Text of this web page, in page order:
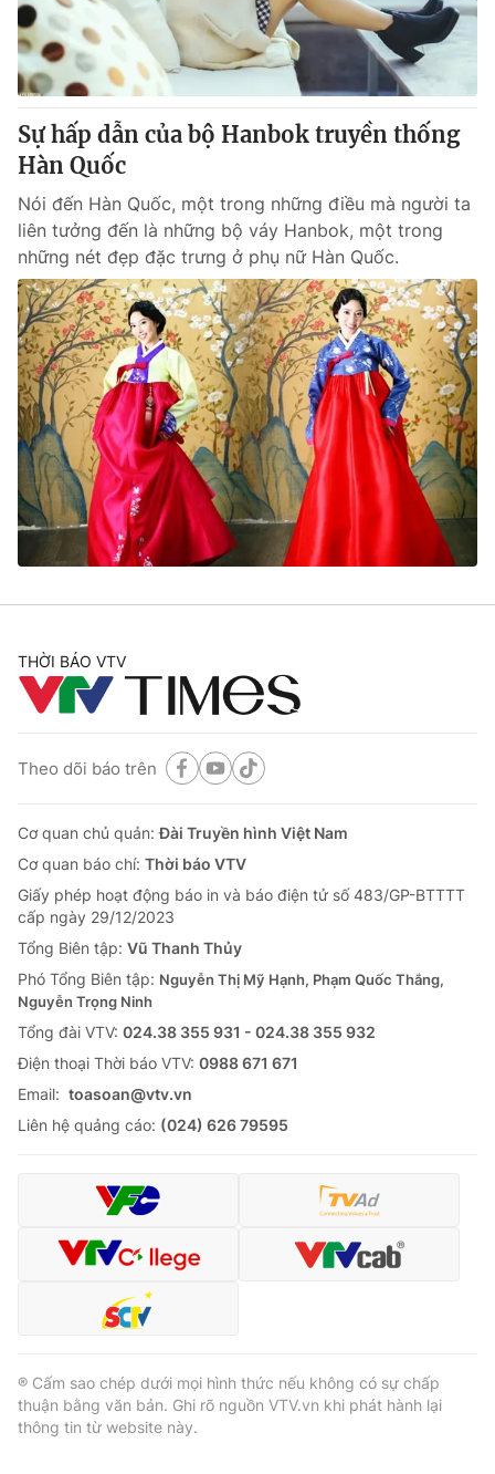
Sản phẩm
Thị trường
Tư vấn
Lịch phát sóng
Chuyên mục khác
Emagazine
Photo Infographic
Video Shorts video
VTV Money VTV Thể thao
VTV Sức khoẻ Bất động sản
Thị trường 24h Tấm lòng Việt
VTV4 Vươn mình bằng AI
Liên hệ tòa soạn English
Theo dõi báo trên
Cơ quan chủ quản: Đài Truyền hình Việt Nam
Cơ quan báo chí:Thời báo VTV
Giấy phép hoạt động báo in và báo điện tử số 483/GP-BTTTT
cấp ngày 29/12/2023
Tổng Biên tập:Vũ Thanh Thủy
Phó Tổng Biên tập: Nguyễn Thị Mỹ Hạnh, Phạm Quốc Thắng,
Ðiện thoại Thời báo VTV:
Email:toasoan@vtv.vn
Liên hệ quảng cáo:024-7300.7108
Sự hấp dẫn của bộ Hanbok truyền thống
Hàn Quốc
Nói đến Hàn Quốc, một trong những điều mà người ta
liên tưởng đến là những bộ váy Hanbok, một trong
những nét đẹp đặc trưng ở phụ nữ Hàn Quốc.
THỜI BÁO VTV
Theo dõi báo trên
Cơ quan chủ quản:Đài Truyền hình Việt Nam
Cơ quan báo chí: Thời báo VTV
Giấy phép hoạt động báo in và báo điện tử số 483/GP-BTTTT
cấp ngày 29/12/2023
Tổng Biên tập: Vũ Thanh Thủy
Phó Tổng Biên tập: Nguyễn Thị Mỹ Hạnh, Phạm Quốc Thắng,
Nguyễn Trọng Ninh
Tổng đài VTV: 024.38 355 931 - 024.38 355 932
Ðiện thoại Thời báo VTV: 0988 671 671
Email: toasoan@vtv.vn
Liên hệ quảng cáo: (024) 626 79595
® Cấm sao chép dưới mọi hình thức nếu không có sự chấp
thuận bằng văn bản. Ghi rõ nguồn VTV.vn khi phát hành lại
thông tin từ website này.